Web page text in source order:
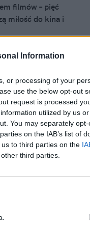
Information
or processing of your
use the below opt-out
request is processed
utilized by us
You may separately
on the IAB’s list of
to third parties on the
third parties.
filmów – pięć
miłość do kina i
o "Domu
dobrego" i
debaty, w
tezom
o stand-up